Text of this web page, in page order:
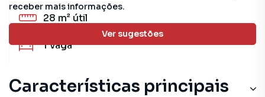
receber mais informações.
Ver sugestões
28 m² útil
1vaga
Características principais